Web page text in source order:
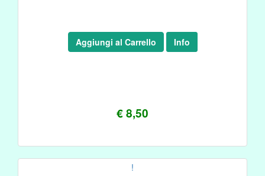
€ 8,50
Aggiungi al Carrello Info
!